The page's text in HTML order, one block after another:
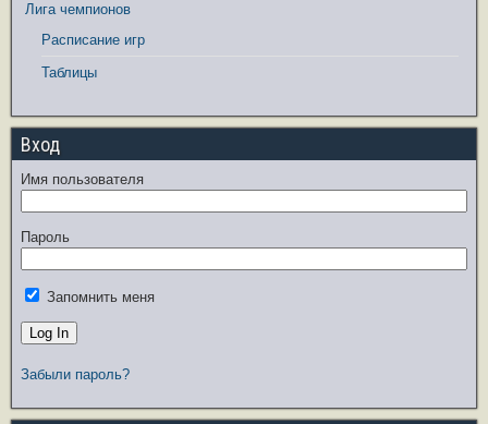
Лига чемпионов
Расписание игр
Таблицы
Вход
Имя пользователя
Пароль
Запомнить меня
Забыли пароль?